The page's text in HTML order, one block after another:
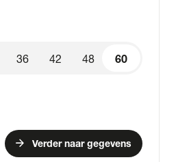
60
36 42 48 60
arrow_forward Verder naar gegevens